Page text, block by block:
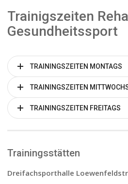
Trainigszeiten
Gesundheitssport
TRAININGSZEITEN MONTAGS
TRAININGSZEITEN
TRAININGSZEITEN FREITAGS
Trainingsstätten
Dreifachsporthalle